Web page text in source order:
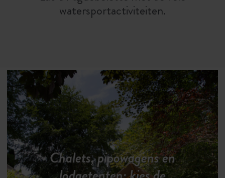
watersportactiviteiten.
Chalets, pipowagens en